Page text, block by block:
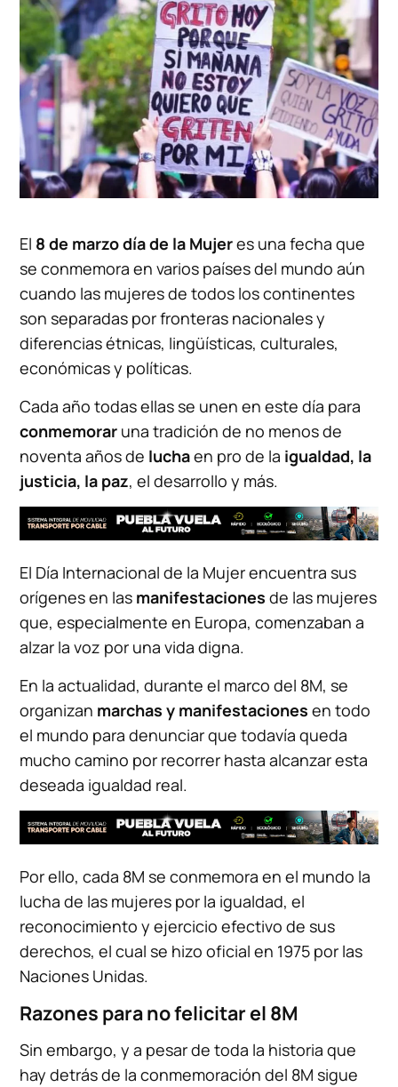
El 8 de marzo día de la Mujeres una fecha que
se conmemora en varios países del mundo aún
cuando las mujeres de todos los continentes
son separadas por fronteras nacionales y
diferencias étnicas, lingüísticas, culturales,
económicas y políticas.
Cada año todas ellas se unen en este día para
conmemorar una tradición de no menos de
noventa años de luchaen pro de la igualdad, la
justicia, la paz, el desarrollo y más.
El Día Internacional de la Mujer encuentra sus
orígenes en las manifestacionesde las mujeres
que, especialmente en Europa, comenzaban a
alzar la voz por una vida digna.
En la actualidad, durante el marco del 8M, se
organizan marchas y manifestaciones en todo
el mundo para denunciar que todavía queda
mucho camino por recorrer hasta alcanzar esta
deseada igualdad real.
Por ello, cada 8M se conmemora en el mundo la
lucha de las mujeres por la igualdad, el
reconocimiento y ejercicio efectivo de sus
derechos, el cual se hizo oficial en 1975 por las
Naciones Unidas.
Razones para no felicitar el 8M
Sin embargo, y a pesar de toda la historia que
hay detrás de la conmemoración del 8M sigue